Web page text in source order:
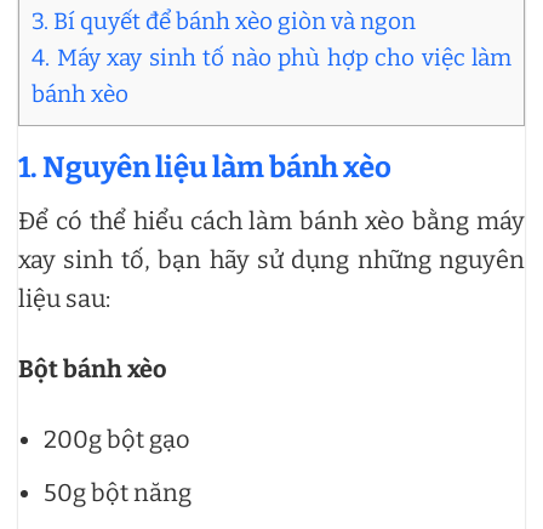
3. Bí quyết để bánh xèo giòn và ngon
4. Máy xay sinh tố nào phù hợp cho việc làm
bánh xèo
1. Nguyên liệu làm bánh xèo
Để có thể hiểu cách làm bánh xèo bằng máy
xay sinh tố, bạn hãy sử dụng những nguyên
liệu sau:
Bột bánh xèo
200g bột gạo
50g bột năng